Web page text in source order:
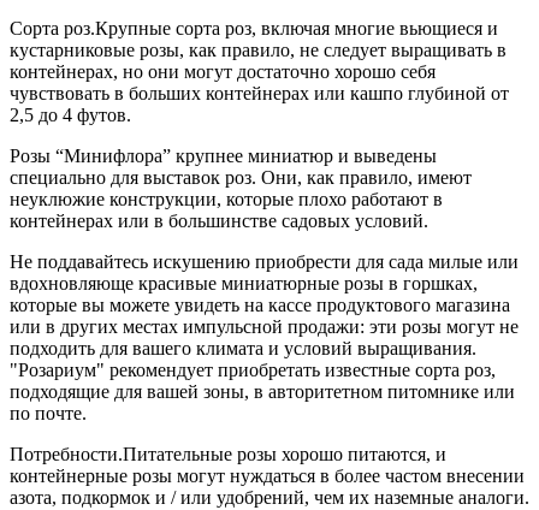
Сорта роз.Крупные сорта роз, включая многие вьющиеся и
кустарниковые розы, как правило, не следует выращивать в
контейнерах, но они могут достаточно хорошо себя
чувствовать в больших контейнерах или кашпо глубиной от
2,5 до 4 футов.
Розы “Минифлора” крупнее миниатюр и выведены
специально для выставок роз. Они, как правило, имеют
неуклюжие конструкции, которые плохо работают в
контейнерах или в большинстве садовых условий.
Не поддавайтесь искушению приобрести для сада милые или
вдохновляюще красивые миниатюрные розы в горшках,
которые вы можете увидеть на кассе продуктового магазина
или в других местах импульсной продажи: эти розы могут не
подходить для вашего климата и условий выращивания.
"Розариум" рекомендует приобретать известные сорта роз,
подходящие для вашей зоны, в авторитетном питомнике или
по почте.
Потребности.Питательные розы хорошо питаются, и
контейнерные розы могут нуждаться в более частом внесении
азота, подкормок и / или удобрений, чем их наземные аналоги.